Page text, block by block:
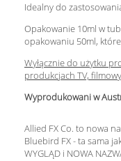
Idealny do
Opakowanie 10ml w
opakowaniu 50ml,
Wyłącznie do użytku
produkcjach TV,
Wyprodukowani w
Allied FX Co. to nowa
Bluebird FX - ta sama
WYGLĄD i NOWA